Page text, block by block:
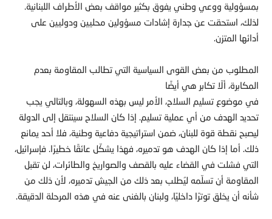
بمسؤولية ووعي وطني يفوق بكثير مواقف بعض الأطراف اللبنانية.
لذلك، استحقت عن جدارة إشادات مسؤولين محليين ودوليين على
أدائها المتزن.
المطلوب من بعض القوى السياسية التي تطالب المقاومة بعدم
المكابرة، ألّا تكابر هي أيضًا
في موضوع تسليم السلاح، الأمر ليس بهذه السهولة، وبالتالي يجب
تحديد الهدف من أي عملية تسليم. إذا كان السلاح سينتقل إلى الدولة
ليصبح نقطة قوة للبنان، ضمن استراتيجية دفاعية وطنية، فلا أحد يمانع
ذلك. أما إذا كان الهدف هو تدميره، فهذا يشكّل عائقًا خطيرًا. فإسرائيل،
التي فشلت في القضاء عليه بالقصف والصواريخ والطائرات، لن تقبل
المقاومة أن تسلّمه ليُطلب بعد ذلك من الجيش تدميره، لأن ذلك من
شأنه أن يخلق توترًا داخليًا، ولبنان بالغنى عنه في هذه المرحلة الدقيقة.